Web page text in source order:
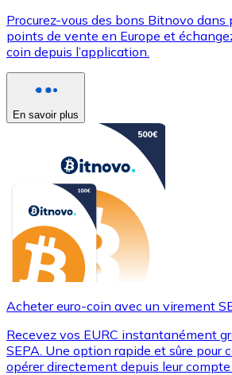
Procurez-vous des bons Bitnovo dans
points de vente en Europe et
coin depuis l’application.
En savoir plus
Acheter euro-coin avec un virement
Recevez vos EURC instantanément
SEPA. Une option rapide et sûre pour
opérer directement depuis leur compte